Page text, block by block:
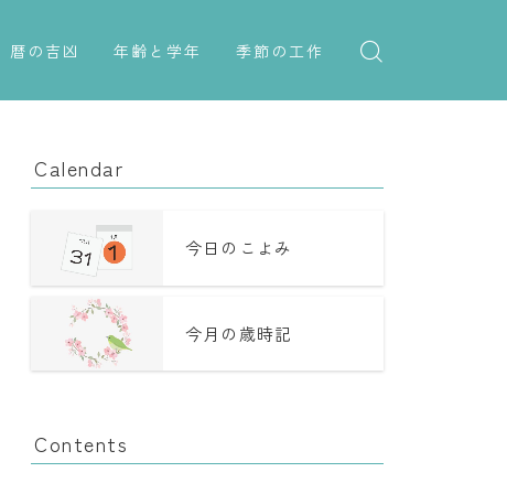
暦の吉凶
吉日・縁起の良い日
二十八宿
二十七宿
誕生シンボル
年齢と学年
年齢・干支
厄年
長寿のお祝い
季節の工作
紋切り遊び
Calendar
今日のこよみ
今月の歳時記
Contents